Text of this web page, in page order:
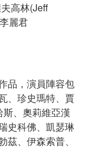
高林(Jeff
麗君
品，演員陣容包
、珍史瑪特、賈
、奧莉維亞漢
史科佛、凱瑟琳
、伊森索普、